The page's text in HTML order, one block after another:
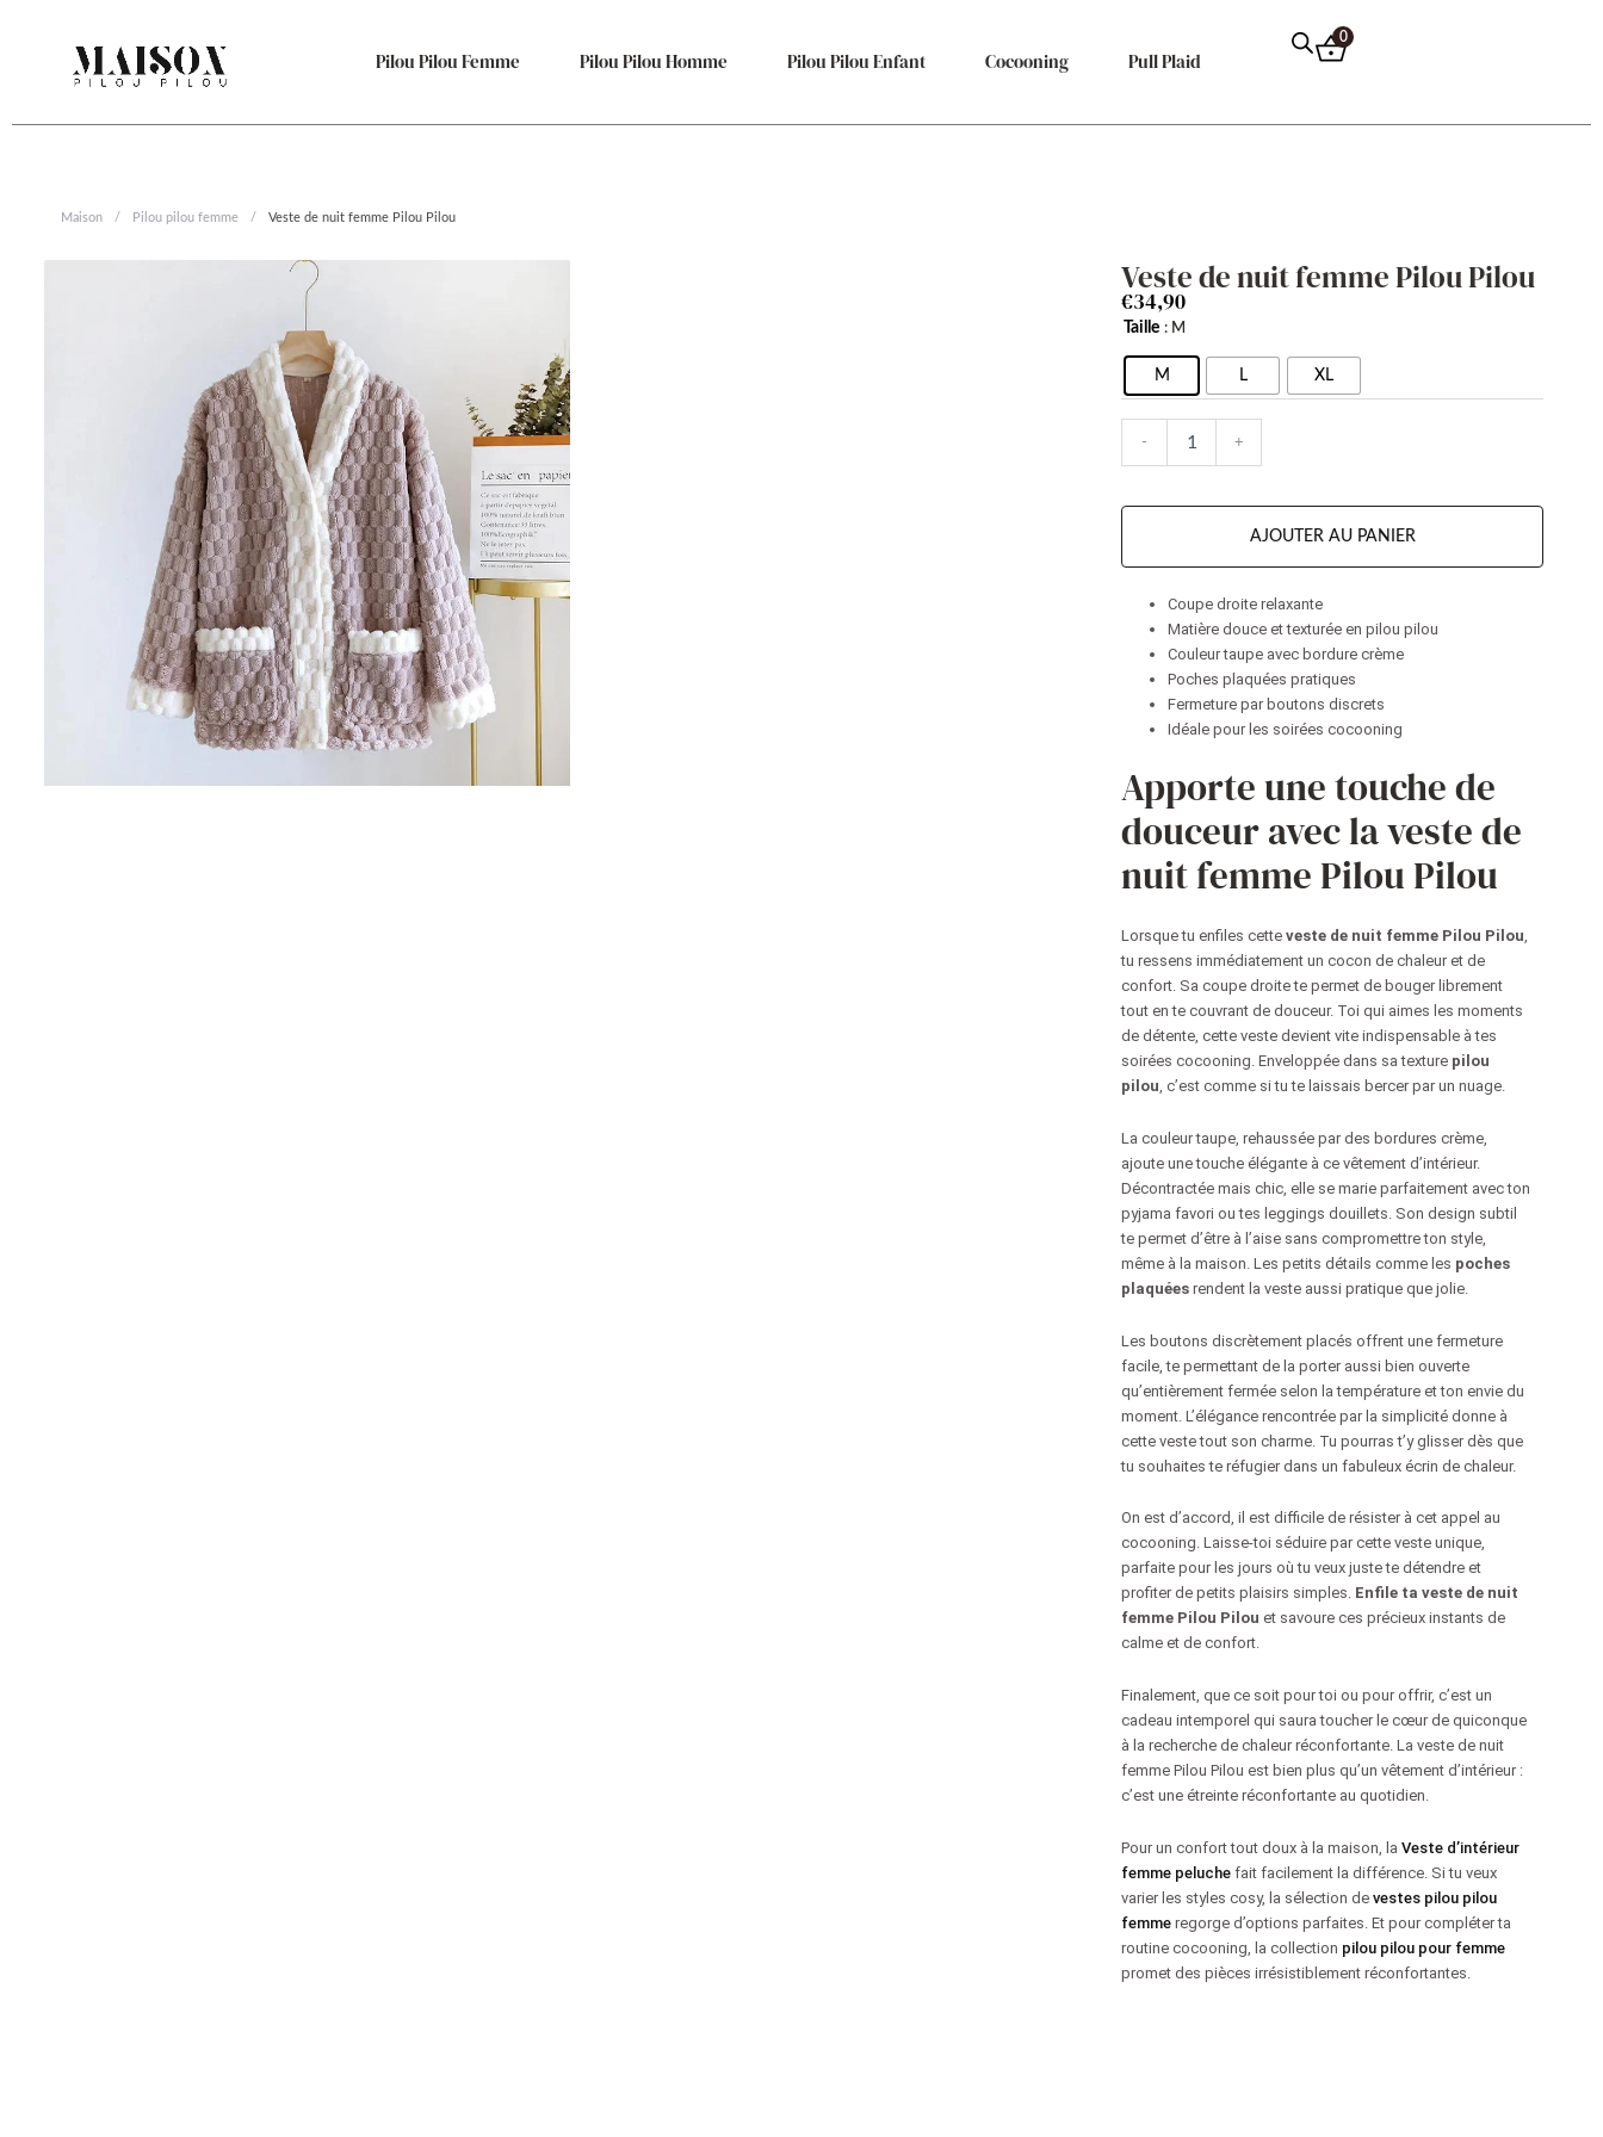
Pilou Pilou Femme Pilou Pilou Homme Pilou Pilou Enfant Cocooning Pull Plaid
0
Maison / Pilou pilou femme / Veste de nuit femme Pilou Pilou
Veste de nuit femme Pilou Pilou
€34,90
Taille : M
M L XL
-
quantité
Veste
de
nuit
femme
Pilou
+
AJOUTER AU PANIER
Coupe droite relaxante
Matière douce et texturée en pilou pilou
Couleur taupe avec bordure crème
Poches plaquées pratiques
Fermeture par boutons discrets
Idéale pour les soirées cocooning
Apporte une touche de
douceur avec la veste de
nuit femme Pilou Pilou
Lorsque tu enfiles cetteveste de nuit femme Pilou Pilou,
tu ressens immédiatement un cocon de chaleur et de
confort. Sa coupe droite te permet de bouger librement
tout en te couvrant de douceur. Toi qui aimes les moments
de détente, cette veste devient vite indispensable à tes
soirées cocooning. Enveloppée dans sa texture pilou
pilou, c’est comme si tu te laissais bercer par un nuage.
La couleur taupe, rehaussée par des bordures crème,
ajoute une touche élégante à ce vêtement d’intérieur.
Décontractée mais chic, elle se marie parfaitement avec ton
pyjama favori ou tes leggings douillets. Son design subtil
te permet d’être à l’aise sans compromettre ton style,
même à la maison. Les petits détails comme les poches
plaquées rendent la veste aussi pratique que jolie.
Les boutons discrètement placés offrent une fermeture
facile, te permettant de la porter aussi bien ouverte
qu’entièrement fermée selon la température et ton envie du
moment. L’élégance rencontrée par la simplicité donne à
cette veste tout son charme. Tu pourras t’y glisser dès que
tu souhaites te réfugier dans un fabuleux écrin de chaleur.
On est d’accord, il est difficile de résister à cet appel au
cocooning. Laisse-toi séduire par cette veste unique,
parfaite pour les jours où tu veux juste te détendre et
profiter de petits plaisirs simples. Enfile ta veste de nuit
femme Pilou Pilou et savoure ces précieux instants de
calme et de confort.
Finalement, que ce soit pour toi ou pour offrir, c’est un
cadeau intemporel qui saura toucher le cœur de quiconque
à la recherche de chaleur réconfortante. La veste de nuit
femme Pilou Pilou est bien plus qu’un vêtement d’intérieur :
c’est une étreinte réconfortante au quotidien.
Pour un confort tout doux à la maison, laVeste d’intérieur
femme peluche fait facilement la différence. Si tu veux
varier les styles cosy, la sélection devestes pilou pilou
femme regorge d’options parfaites. Et pour compléter ta
routine cocooning, la collection pilou pilou pour femme
promet des pièces irrésistiblement réconfortantes.